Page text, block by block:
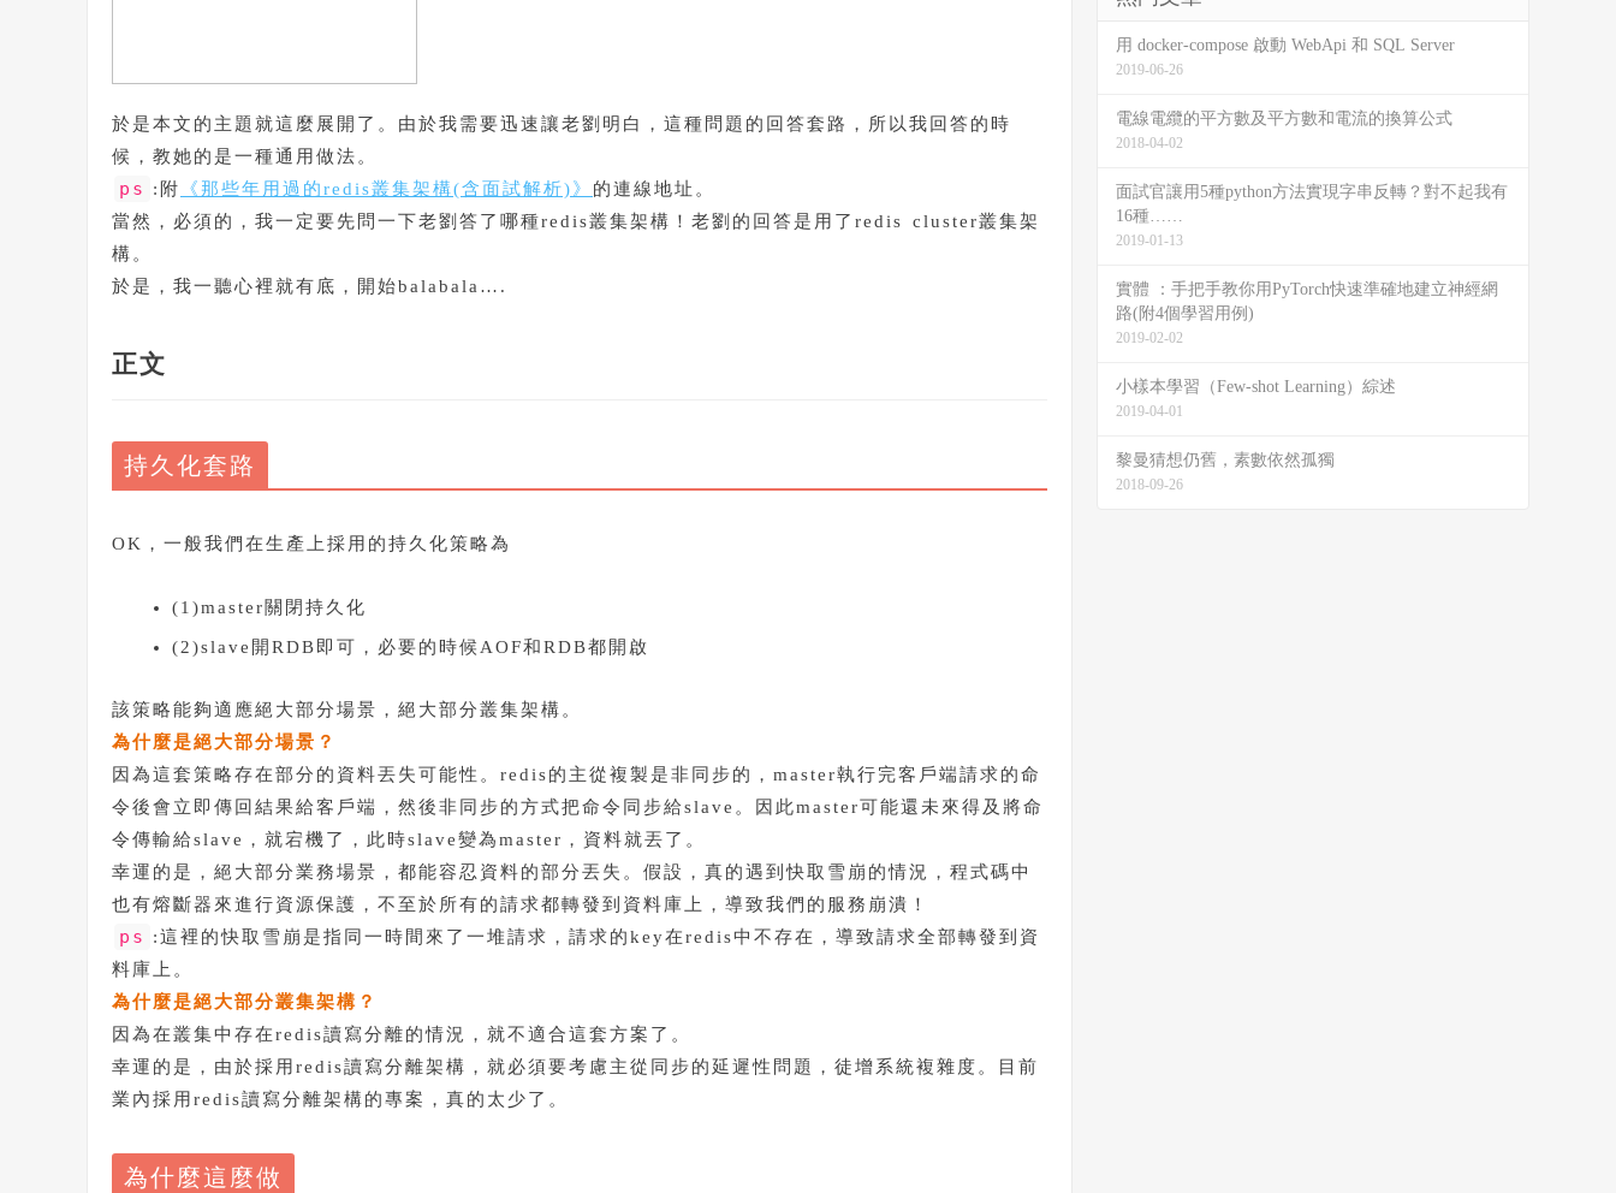
於是本文的主題就這麼展開了。由於我需要迅速讓老劉明白，這種問題的回答套路，所以我回答的時
候，教她的是一種通用做法。
ps :附 《那些年用過的redis叢集架構(含面試解析)》 的連線地址。
當然，必須的，我一定要先問一下老劉答了哪種redis叢集架構！老劉的回答是用了redis cluster叢集架
構。
於是，我一聽心裡就有底，開始balabala….
正文
持久化套路
OK，一般我們在生產上採用的持久化策略為
(1)master關閉持久化
(2)slave開RDB即可，必要的時候AOF和RDB都開啟
該策略能夠適應絕大部分場景，絕大部分叢集架構。
為什麼是絕大部分場景？
因為這套策略存在部分的資料丟失可能性。redis的主從複製是非同步的，master執行完客戶端請求的命
令後會立即傳回結果給客戶端，然後非同步的方式把命令同步給slave。因此master可能還未來得及將命
令傳輸給slave，就宕機了，此時slave變為master，資料就丟了。
幸運的是，絕大部分業務場景，都能容忍資料的部分丟失。假設，真的遇到快取雪崩的情況，程式碼中
也有熔斷器來進行資源保護，不至於所有的請求都轉發到資料庫上，導致我們的服務崩潰！
ps
:這裡的快取雪崩是指同一時間來了一堆請求，請求的key在redis中不存在，導致請求全部轉發到資
料庫上。
為什麼是絕大部分叢集架構？
因為在叢集中存在redis讀寫分離的情況，就不適合這套方案了。
幸運的是，由於採用redis讀寫分離架構，就必須要考慮主從同步的延遲性問題，徒增系統複雜度。目前
業內採用redis讀寫分離架構的專案，真的太少了。
為什麼這麼做
用 docker-compose 啟動 WebApi 和 SQL Server
2019-06-26
電線電纜的平方數及平方數和電流的換算公式
2018-04-02
面試官讓用5種python方法實現字串反轉？對不起我有
16種……
2019-01-13
實體 ：手把手教你用PyTorch快速準確地建立神經網
路(附4個學習用例)
2019-02-02
小樣本學習（Few-shot Learning）綜述
2019-04-01
黎曼猜想仍舊，素數依然孤獨
2018-09-26